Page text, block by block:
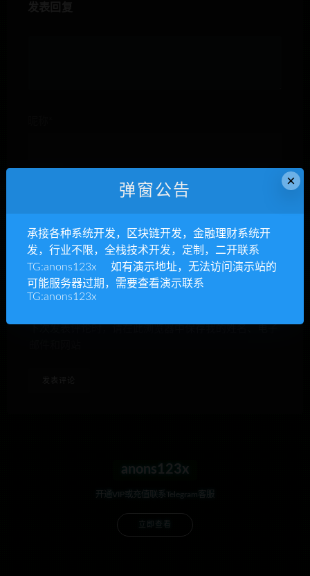
网站
anons123x
开通VIP或充值联系Telegram客服
立即查看
×
弹窗公告
承接各种系统开发，区块链开发，金融理财系统开
发，行业不限，全栈技术开发，定制，二开联系
TG:anons123x 如有演示地址，无法访问演示站的
可能服务器过期，需要查看演示联系
TG:anons123x